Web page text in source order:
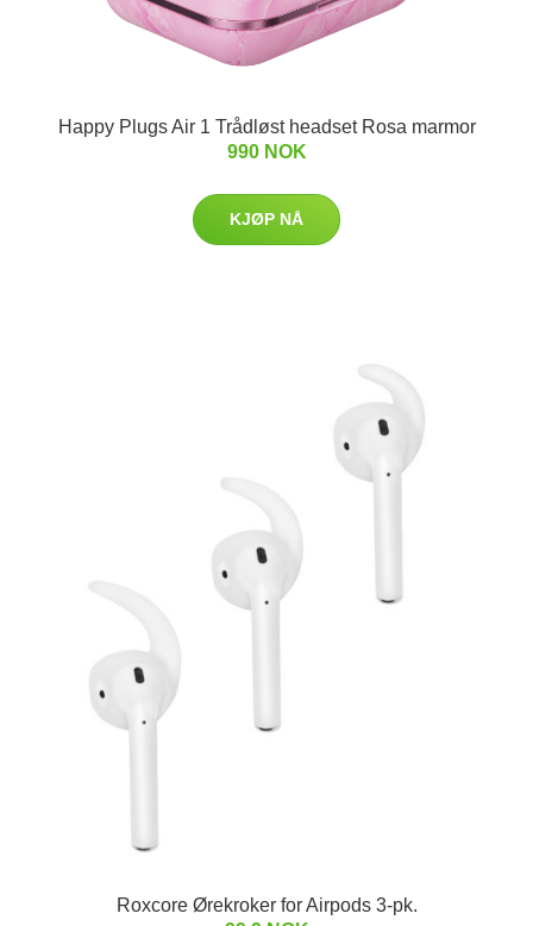
Happy Plugs Air 1 Trådløst headset Rosa marmor
990 NOK
KJØP NÅ
Roxcore Ørekroker for Airpods 3-pk.